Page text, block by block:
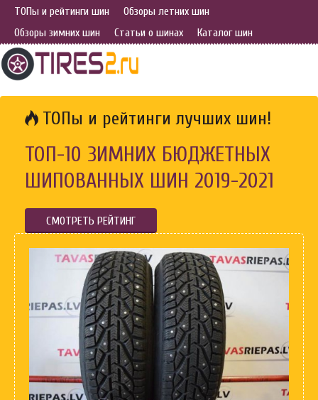
ТОПы и рейтинги шин
Обзоры летних шин
Обзоры зимних шин
Статьи о шинах Каталог шин
ТОПы и рейтинги лучших шин!
ТОП-10 ЗИМНИХ БЮДЖЕТНЫХ
ШИПОВАННЫХ ШИН 2019-2021
СМОТРЕТЬ РЕЙТИНГ